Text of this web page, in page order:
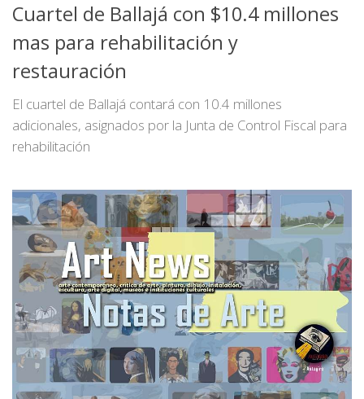
Cuartel de Ballajá con $10.4 millones
mas para rehabilitación y
restauración
El cuartel de Ballajá contará con 10.4 millones
adicionales, asignados por la Junta de Control Fiscal para
rehabilitación